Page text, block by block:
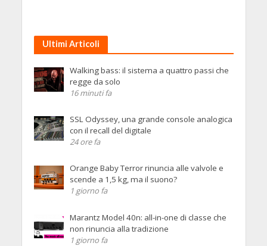
Ultimi Articoli
Walking bass: il sistema a quattro passi che
regge da solo
16 minuti fa
SSL Odyssey, una grande console analogica
con il recall del digitale
24 ore fa
Orange Baby Terror rinuncia alle valvole e
scende a 1,5 kg, ma il suono?
1 giorno fa
Marantz Model 40n: all-in-one di classe che
non rinuncia alla tradizione
1 giorno fa